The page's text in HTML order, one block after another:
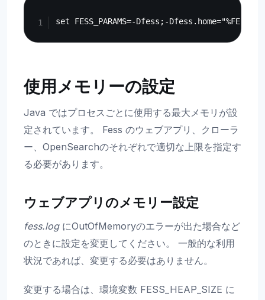
使用メモリーの設定
Java ではプロセスごとに使用する最大メモリが設
定されています。 Fess のウェブアプリ、クローラ
ー、OpenSearchのそれぞれで適切な上限を指定す
る必要があります。
ウェブアプリのメモリー設定
fess.logにOutOfMemoryのエラーが出た場合など
のときに設定を変更してください。 一般的な利用
状況であれば、変更する必要はありません。
変更する場合は、環境変数 FESS_HEAP_SIZE に